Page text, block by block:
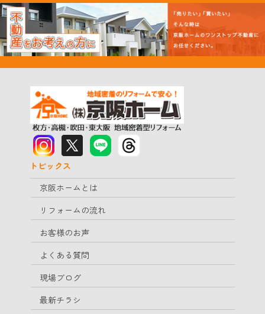
トピックス
京阪ホームとは
リフォームの流れ
お客様のお声
よくある質問
現場ブログ
最新チラシ